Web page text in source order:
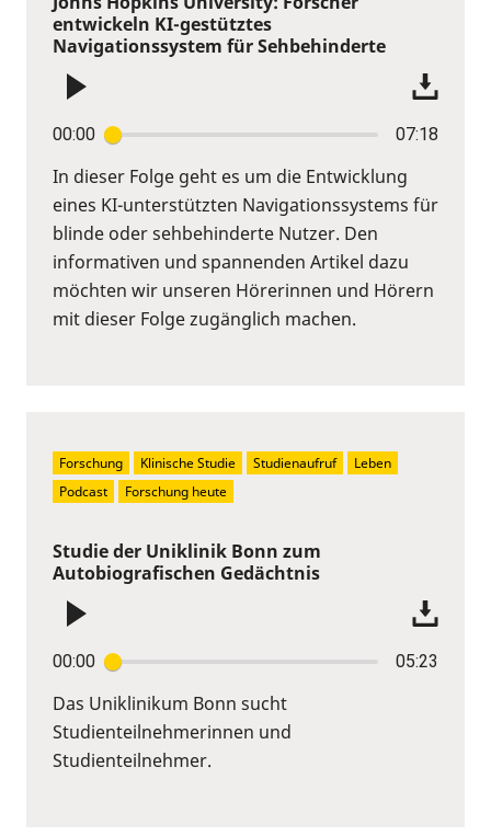
entwickeln KI-gestütztes
Navigationssystem für Sehbehinderte
00:00 07:18
In dieser Folge geht es um die Entwicklung
eines KI-unterstützten Navigationssystems für
blinde oder sehbehinderte Nutzer. Den
informativen und spannenden Artikel dazu
möchten wir unseren Hörerinnen und Hörern
mit dieser Folge zugänglich machen.
Studie der Uniklinik Bonn zum
Autobiografischen Gedächtnis
00:00 05:23
Das Uniklinikum Bonn sucht
Studienteilnehmerinnen und
Studienteilnehmer.
Forschung Klinische Studie Studienaufruf
Leben
Podcast
Forschung heute